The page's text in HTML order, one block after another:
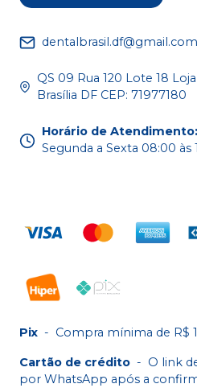
dentalbrasil.df@gmail.com
QS 09 Rua 120 Lote 18
Brasília DF CEP: 71977180
Horário de Atendimento:
Segunda a Sexta 08:00 às
Pix - Compra mínima de R$
Cartão de crédito - O link
por WhatsApp após a